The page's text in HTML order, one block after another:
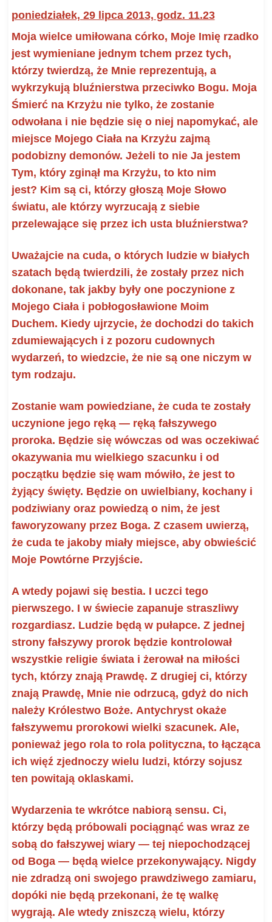
poniedziałek, 29 lipca 2013, godz. 11.23
Moja wielce umiłowana córko, Moje Imię rzadko
jest wymieniane jednym tchem przez tych,
którzy twierdzą, że Mnie reprezentują, a
wykrzykują bluźnierstwa przeciwko Bogu. Moja
Śmierć na Krzyżu nie tylko, że zostanie
odwołana i nie będzie się o niej napomykać, ale
miejsce Mojego Ciała na Krzyżu zajmą
podobizny demonów. Jeżeli to nie Ja jestem
Tym, który zginął ma Krzyżu, to kto nim
jest? Kim są ci, którzy głoszą Moje Słowo
światu, ale którzy wyrzucają z siebie
przelewające się przez ich usta bluźnierstwa?
Uważajcie na cuda, o których ludzie w białych
szatach będą twierdzili, że zostały przez nich
dokonane, tak jakby były one poczynione z
Mojego Ciała i pobłogosławione Moim
Duchem. Kiedy ujrzycie, że dochodzi do takich
zdumiewających i z pozoru cudownych
wydarzeń, to wiedzcie, że nie są one niczym w
tym rodzaju.
Zostanie wam powiedziane, że cuda te zostały
uczynione jego ręką — ręką fałszywego
proroka. Będzie się wówczas od was oczekiwać
okazywania mu wielkiego szacunku i od
początku będzie się wam mówiło, że jest to
żyjący święty. Będzie on uwielbiany, kochany i
podziwiany oraz powiedzą o nim, że jest
faworyzowany przez Boga. Z czasem uwierzą,
że cuda te jakoby miały miejsce, aby obwieścić
Moje Powtórne Przyjście.
A wtedy pojawi się bestia. I uczci tego
pierwszego. I w świecie zapanuje straszliwy
rozgardiasz. Ludzie będą w pułapce. Z jednej
strony fałszywy prorok będzie kontrolował
wszystkie religie światai żerował na miłości
tych, którzy znają Prawdę. Z drugiej ci, którzy
znają Prawdę, Mnie nie odrzucą, gdyż do nich
należy Królestwo Boże. Antychryst okaże
fałszywemu prorokowi wielki szacunek. Ale,
ponieważ jego rola to rola polityczna, to łącząca
ich więź zjednoczy wielu ludzi, którzy sojusz
ten powitająoklaskami.
Wydarzenia te wkrótce nabiorą sensu. Ci,
którzy będą próbowali pociągnąć was wraz ze
sobą do fałszywej wiary — tej niepochodzącej
od Boga — będą wielce przekonywający. Nigdy
nie zdradzą oni swojego prawdziwego zamiaru,
dopóki nie będą przekonani, że tę walkę
wygrają. Ale wtedy zniszczą wielu, którzy